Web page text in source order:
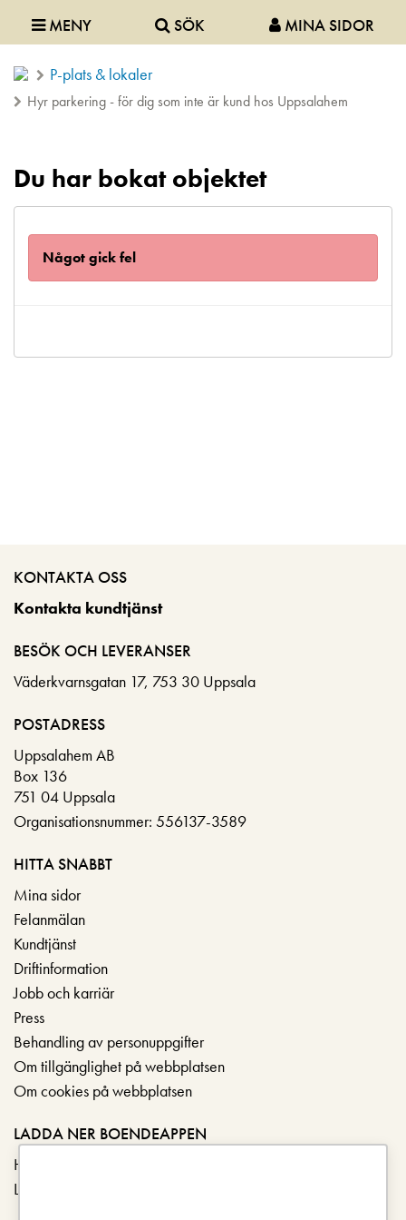
MENY SÖK MINA SIDOR
P-plats & lokaler
Hyr parkering - för dig som inte är kund hos Uppsalahem
Du har bokat objektet
Något gick fel
KONTAKTA OSS
Kontakta kundtjänst
BESÖK OCH LEVERANSER
Väderkvarnsgatan 17, 753 30 Uppsala
POSTADRESS
Uppsalahem AB
Box 136
751 04 Uppsala
Organisationsnummer: 556137-3589
HITTA SNABBT
Mina sidor
Felanmälan
Kundtjänst
Driftinformation
Jobb och karriär
Press
Behandling av personuppgifter
Om tillgänglighet på webbplatsen
Om cookies på webbplatsen
LADDA NER BOENDEAPPEN
Hämta i App Store
Ladda ner på Google Play